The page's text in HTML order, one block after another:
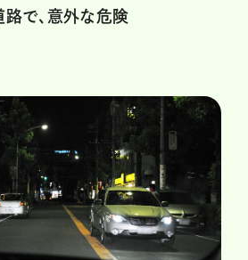
で、意外な危険